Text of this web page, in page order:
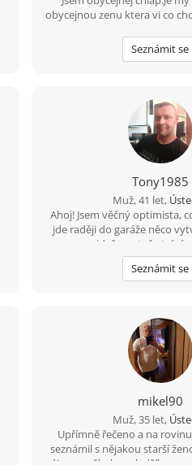
obycejnou zenu ktera vi co
Seznámit se
Tony1985
Muž, 41 let,
Ahoj! Jsem věčný optimista,
jde raději do garáže něco
moc nenajdeš, protože
houbách, na rybách...
partnerku do života, kdo ví
Seznámit se
mikel90
Muž, 35 let,
Upřímně řečeno a na
seznámil s nějakou starší